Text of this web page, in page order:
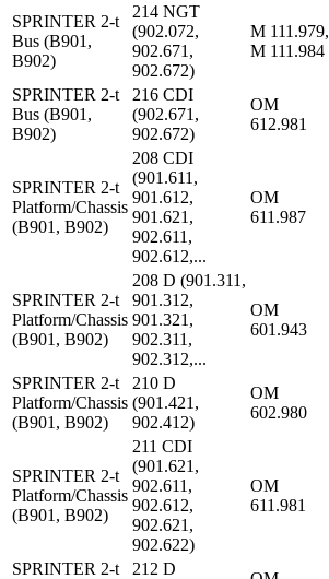
SPRINTER 2-t
Bus (B901,
B902)
214 NGT
(902.072,
902.671,
902.672)
M 111.979,
M 111.984
SPRINTER 2-t
Bus (B901,
B902)
216 CDI
(902.671,
902.672)
OM
612.981
SPRINTER 2-t
Platform/Chassis
(B901, B902)
208 CDI
(901.611,
901.612,
901.621,
902.611,
902.612,...
OM
611.987
SPRINTER 2-t
Platform/Chassis
(B901, B902)
208 D (901.311,
901.312,
901.321,
902.311,
902.312,...
OM
601.943
SPRINTER 2-t
Platform/Chassis
(B901, B902)
210 D
(901.421,
902.412)
OM
602.980
SPRINTER 2-t
Platform/Chassis
(B901, B902)
211 CDI
(901.621,
902.611,
902.612,
902.621,
902.622)
OM
611.981
SPRINTER 2-t
212 D